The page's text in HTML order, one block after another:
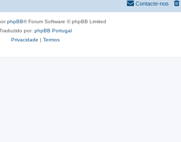
Contacte-nos
phpBB® Forum Software © phpBB Limited
por: phpBB Portugal
Privacidade | Termos